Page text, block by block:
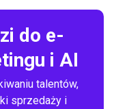
do e-
i AI
talentów,
sprzedaży i